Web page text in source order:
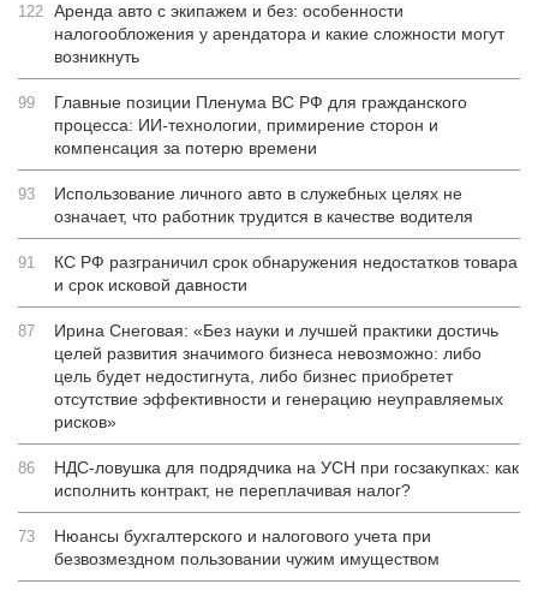
122 Аренда авто с экипажем и без: особенности
налогообложения у арендатора и какие сложности могут
возникнуть
99
Главные позиции Пленума ВС РФ для гражданского
процесса: ИИ-технологии, примирение сторон и
компенсация за потерю времени
93
Использование личного авто в служебных целях не
означает, что работник трудится в качестве водителя
91
КС РФ разграничил срок обнаружения недостатков товара
и срок исковой давности
87
Ирина Снеговая: «Без науки и лучшей практики достичь
целей развития значимого бизнеса невозможно: либо
цель будет недостигнута, либо бизнес приобретет
отсутствие эффективности и генерацию неуправляемых
рисков»
86
НДС-ловушка для подрядчика на УСН при госзакупках: как
исполнить контракт, не переплачивая налог?
73
Нюансы бухгалтерского и налогового учета при
безвозмездном пользовании чужим имуществом